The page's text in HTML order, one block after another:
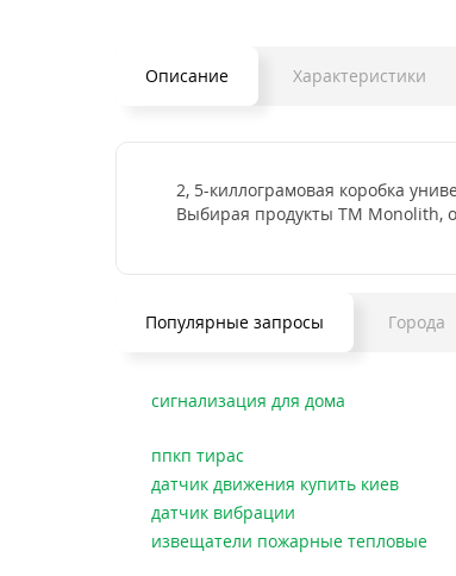
Описание Характеристики
2, 5-киллограмовая коробка
Выбирая продукты TM Monolith,
Популярные запросы Города
сигнализация для дома
ппкп тирас
датчик движения купить киев
датчик вибрации
извещатели пожарные тепловые